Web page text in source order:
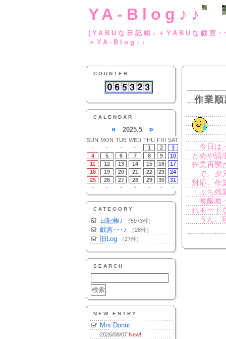
YA-Blog♪♪
(YABUな日記帳♪
＝YA-Blog♪♪
COUNTER
CALENDAR
« 2025.5 »
SUN MON TUE WED THU FRI SAT
-
- - - 1 2
3
4
5 6 7 8 9
10
11
12 13 14 15 16
17
18
19 20 21 22 23
24
25
26 27 28 29 30
31
-
- - - - - -
CATEGORY
日記帳♪ （5973件）
戯言･･･♪ （28件）
旧Log （27件）
SEARCH
NEW ENTRY
Mrs.Donut
2026/08/07 New!
作業
今日は
とめや請
作業再開
で。夕
対応。作
ぷち残
晩飯喰
れモード
うん、